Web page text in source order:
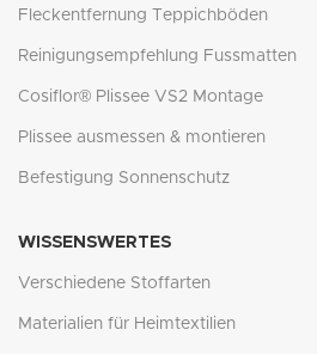
Fleckentfernung Teppichböden
Reinigungsempfehlung Fussmatten
Cosiflor® Plissee VS2 Montage
Plissee ausmessen & montieren
Befestigung Sonnenschutz
WISSENSWERTES
Verschiedene Stoffarten
Materialien für Heimtextilien